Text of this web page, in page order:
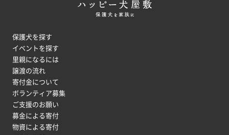
保護犬を探す
イベントを探す
里親になるには
譲渡の流れ
寄付金について
ボランティア募集
ご支援のお願い
募金による寄付
物資による寄付